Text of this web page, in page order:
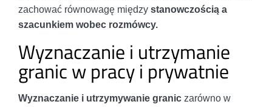
zachować równowagę między stanowczością a
szacunkiem wobec rozmówcy.
Wyznaczanie i utrzymanie
granic w pracy i prywatnie
Wyznaczanie i utrzymywanie granic zarówno w